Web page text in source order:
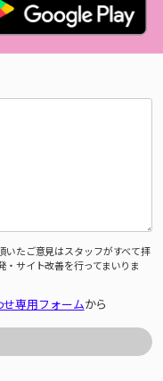
いたご意見はスタッフがすべて拝
・サイト改善を行ってまいりま
せ専用フォームから